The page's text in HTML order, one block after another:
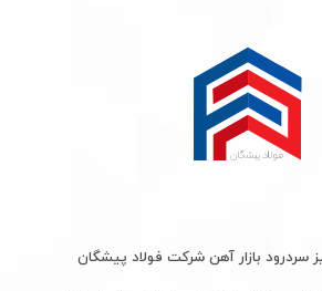
سردرود بازار آهن شرکت فولاد پیشگان